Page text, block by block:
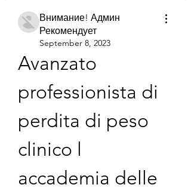
Внимание! Админ
Рекомендует
September 8, 2023
Avanzato
professionista di
perdita di peso
clinico l
accademia delle